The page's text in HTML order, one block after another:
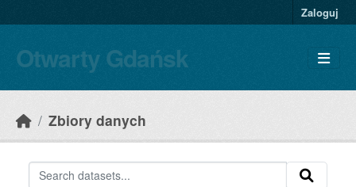
Zaloguj
Otwarty Gdańsk
Zbiory danych